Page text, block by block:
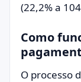
(22,2% a
Como
O processo